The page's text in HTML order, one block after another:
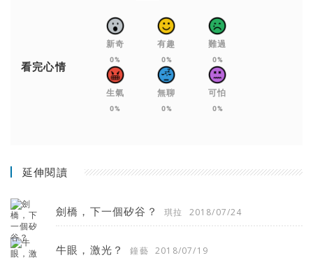
看完心情
新奇
0%
有趣
0%
難過
0%
生氣
0%
無聊
0%
可怕
0%
延伸閱讀
劍橋，下一個矽谷？ 琪拉 2018/07/24
牛眼，激光？ 鐘藝 2018/07/19